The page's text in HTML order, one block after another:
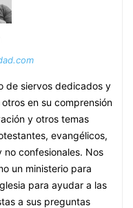
de siervos dedicados y
en su comprensión
y otros temas
evangélicos,
confesionales. Nos
un ministerio para
para ayudar a las
a sus preguntas